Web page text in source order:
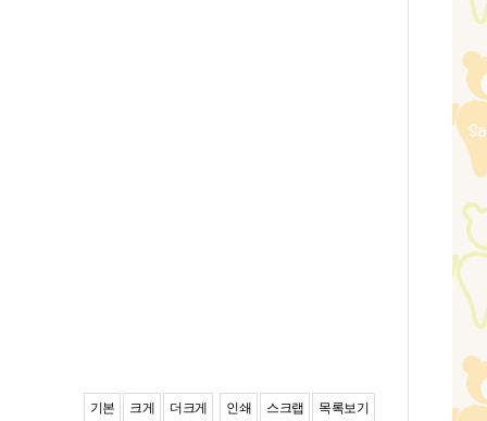
기본 크게 더크게 인쇄 스크랩 목록보기